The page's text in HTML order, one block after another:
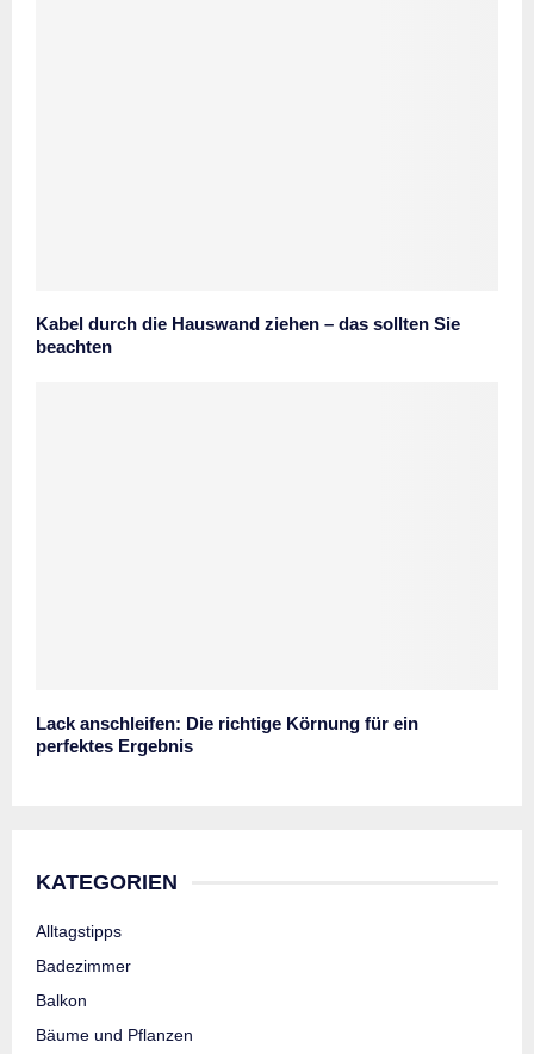
Kabel durch die Hauswand ziehen – das sollten Sie
beachten
Lack anschleifen: Die richtige Körnung für ein
perfektes Ergebnis
KATEGORIEN
Alltagstipps
Badezimmer
Balkon
Bäume und Pflanzen